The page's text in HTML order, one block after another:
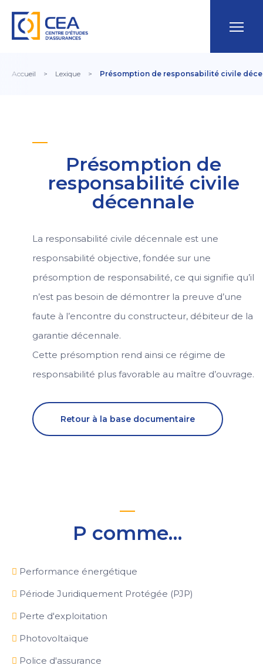
Accueil > Lexique > Présomption de responsabilité civile
Présomption de
responsabilité civile
décennale
La responsabilité civile décennale est une
responsabilité objective, fondée sur une
présomption de responsabilité, ce qui signifie qu’il
n’est pas besoin de démontrer la preuve d’une
faute à l’encontre du constructeur, débiteur de la
garantie décennale.
Cette présomption rend ainsi ce régime de
responsabilité plus favorable au maître d’ouvrage.
Retour à la base documentaire
P comme…
Performance énergétique
Période Juridiquement Protégée (PJP)
Perte d'exploitation
Photovoltaïque
Police d'assurance